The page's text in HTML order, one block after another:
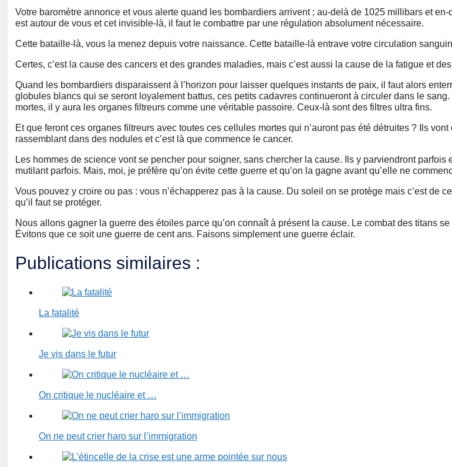
Votre baromètre annonce et vous alerte quand les bombardiers arrivent ; au-delà de 1025 millibars et
est autour de vous et cet invisible-là, il faut le combattre par une régulation absolument nécessaire.
Cette bataille-là, vous la menez depuis votre naissance. Cette bataille-là entrave votre circulation
Certes, c’est la cause des cancers et des grandes maladies, mais c’est aussi la cause de la fatigue et
Quand les bombardiers disparaissent à l’horizon pour laisser quelques instants de paix, il faut alors
globules blancs qui se seront loyalement battus, ces petits cadavres continueront à circuler dans le
mortes, il y aura les organes filtreurs comme une véritable passoire. Ceux-là sont des filtres ultra fins.
Et que feront ces organes filtreurs avec toutes ces cellules mortes qui n’auront pas été détruites ? Ils
rassemblant dans des nodules et c’est là que commence le cancer.
Les hommes de science vont se pencher pour soigner, sans chercher la cause. Ils y parviendront parfois
mutilant parfois. Mais, moi, je préfère qu’on évite cette guerre et qu’on la gagne avant qu’elle ne
Vous pouvez y croire ou pas : vous n’échapperez pas à la cause. Du soleil on se protège mais c’est de
qu’il faut se protéger.
Nous allons gagner la guerre des étoiles parce qu’on connaît à présent la cause. Le combat des titans
Évitons que ce soit une guerre de cent ans. Faisons simplement une guerre éclair.
Publications similaires :
La fatalité
Je vis dans le futur
On critique le nucléaire et …
On ne peut crier haro sur l’immigration